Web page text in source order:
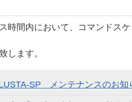
時間内において、コマンドス
します。
SP メンテナンスのお知